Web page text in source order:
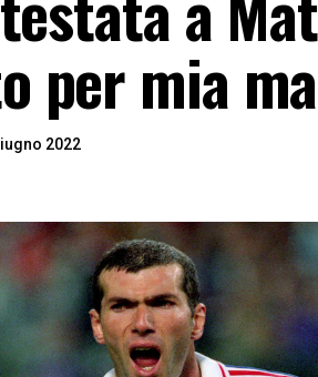
per mia
2022